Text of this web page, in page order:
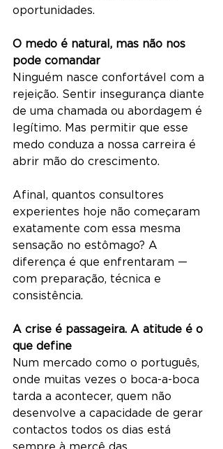
oportunidades.
O medo é natural, mas não nos
pode comandar
Ninguém nasce confortável com a
rejeição. Sentir insegurança diante
de uma chamada ou abordagem é
legítimo. Mas permitir que esse
medo conduza a nossa carreira é
abrir mão do crescimento.
Afinal, quantos consultores
experientes hoje não começaram
exatamente com essa mesma
sensação no estômago? A
diferença é que enfrentaram —
com preparação, técnica e
consistência.
A crise é passageira. A atitude é o
que define
Num mercado como o português,
onde muitas vezes o boca-a-boca
tarda a acontecer, quem não
desenvolve a capacidade de gerar
contactos todos os dias está
sempre à mercê das